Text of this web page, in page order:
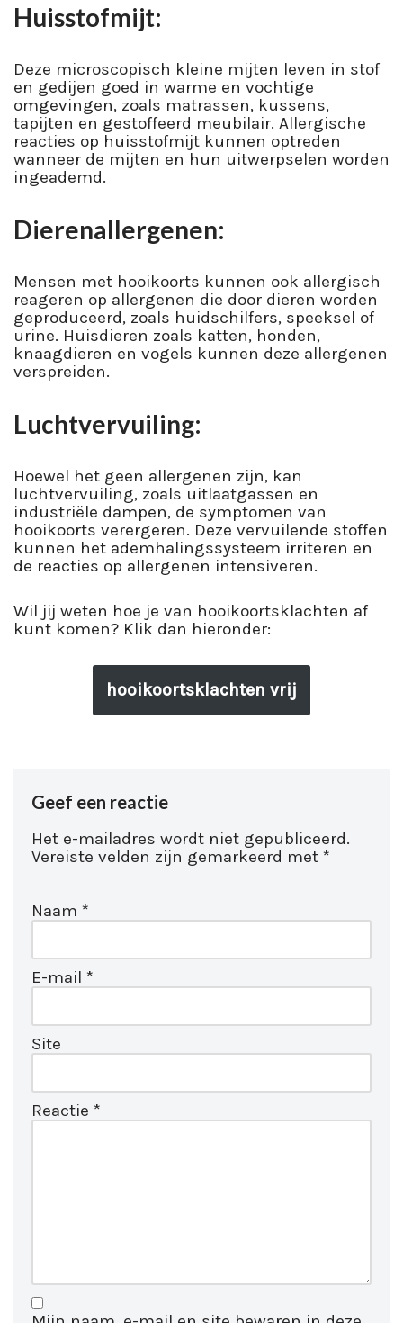
Huisstofmijt:
Deze microscopisch kleine mijten leven in stof
en gedijen goed in warme en vochtige
omgevingen, zoals matrassen, kussens,
tapijten en gestoffeerd meubilair. Allergische
reacties op huisstofmijt kunnen optreden
wanneer de mijten en hun uitwerpselen worden
ingeademd.
Dierenallergenen:
Mensen met hooikoorts kunnen ook allergisch
reageren op allergenen die door dieren worden
geproduceerd, zoals huidschilfers, speeksel of
urine. Huisdieren zoals katten, honden,
knaagdieren en vogels kunnen deze allergenen
verspreiden.
Luchtvervuiling:
Hoewel het geen allergenen zijn, kan
luchtvervuiling, zoals uitlaatgassen en
industriële dampen, de symptomen van
hooikoorts verergeren. Deze vervuilende stoffen
kunnen het ademhalingssysteem irriteren en
de reacties op allergenen intensiveren.
Wil jij weten hoe je van hooikoortsklachten af
kunt komen? Klik dan hieronder:
hooikoortsklachten vrij
Geef een reactie
Het e-mailadres wordt niet gepubliceerd.
Vereiste velden zijn gemarkeerd met *
Naam *
E-mail *
Site
Reactie *